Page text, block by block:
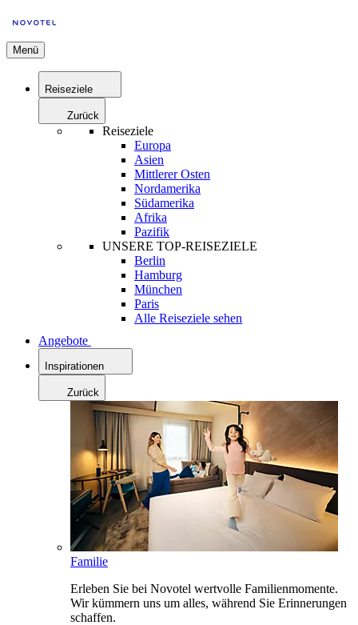
Menü
Reiseziele
Zurück
Reiseziele
Europa
Asien
Mittlerer Osten
Nordamerika
Südamerika
Afrika
Pazifik
UNSERE TOP-REISEZIELE
Berlin
Hamburg
München
Paris
Alle Reiseziele sehen
Angebote
Inspirationen
Zurück
Familie
Erleben Sie bei Novotel wertvolle Familienmomente.
Wir kümmern uns um alles, während Sie Erinnerungen
schaffen.